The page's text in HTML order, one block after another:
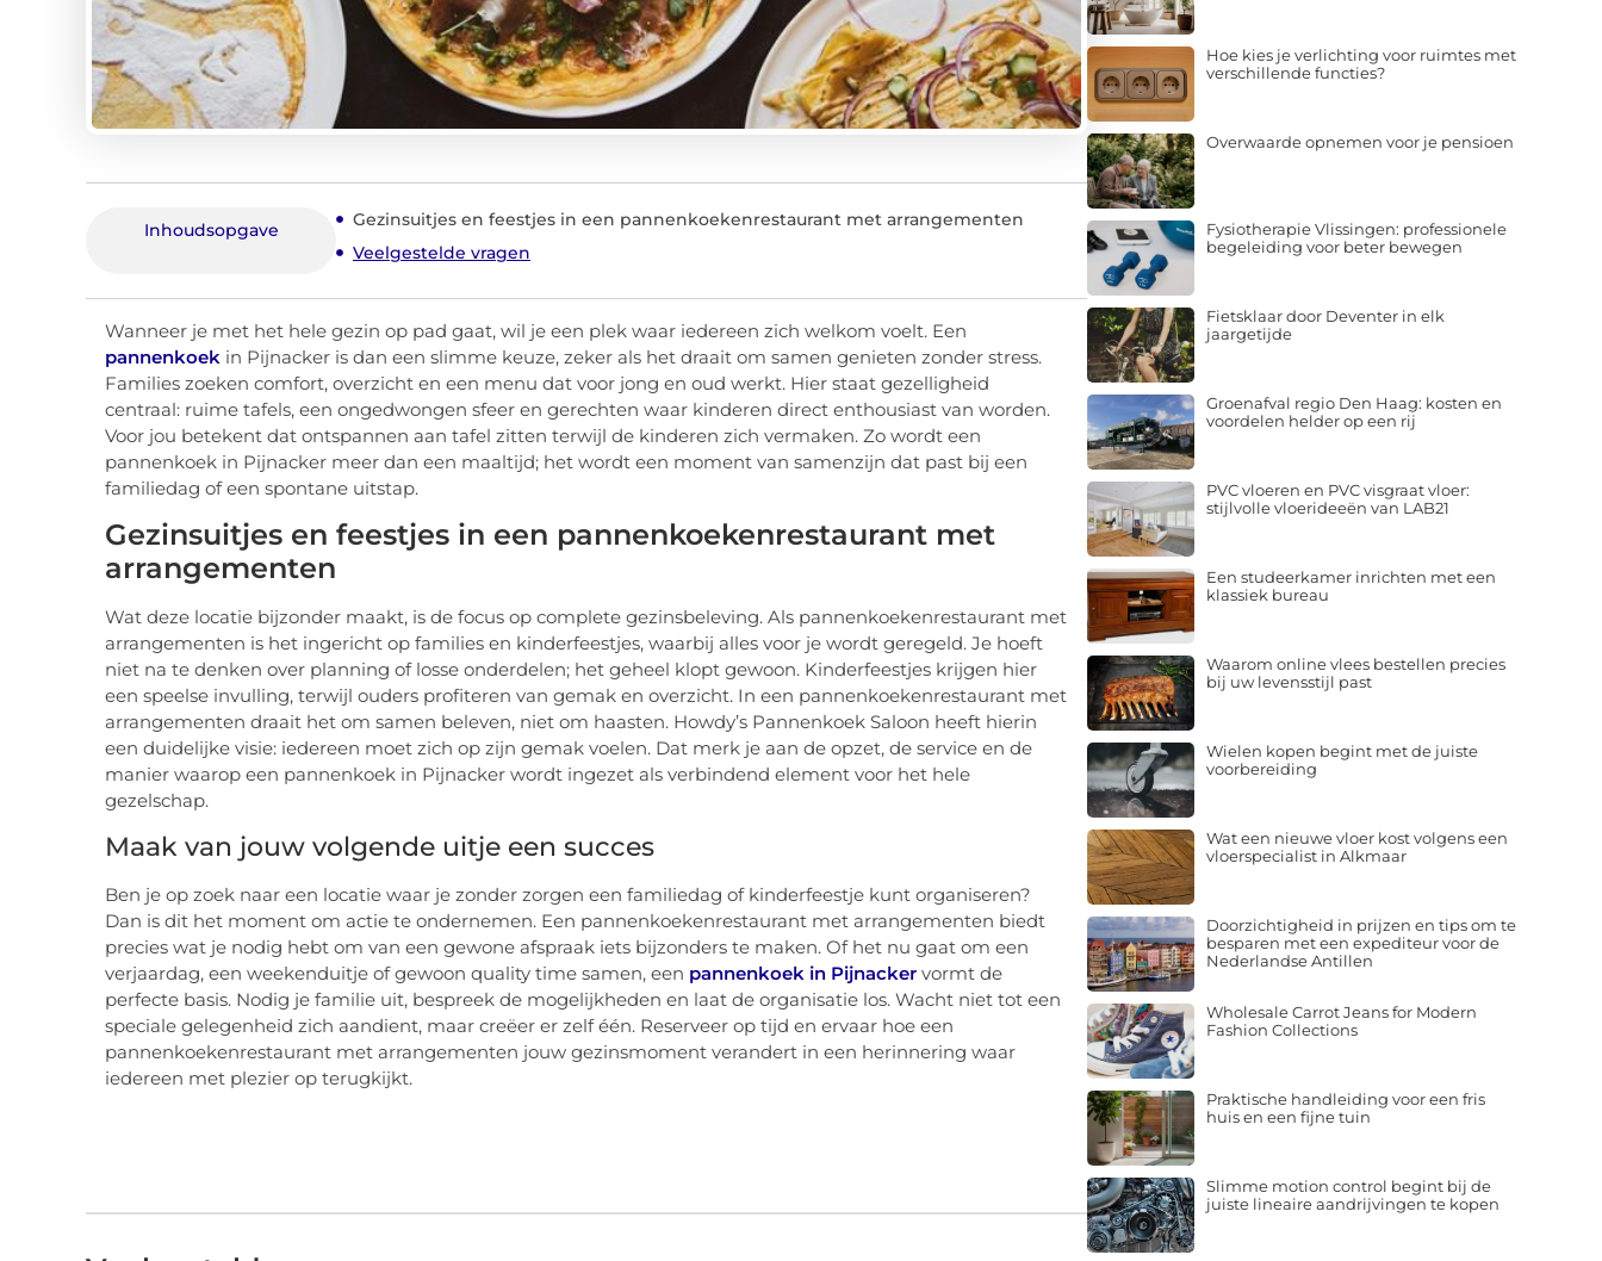
Inhoudsopgave
Gezinsuitjes en feestjes in een pannenkoekenrestaurant met arrangementen
Veelgestelde vragen
Wanneer je met het hele gezin op pad gaat, wil je een plek waar iedereen zich welkom voelt. Een
pannenkoek in Pijnacker is dan een slimme keuze, zeker als het draait om samen genieten zonder stress.
Families zoeken comfort, overzicht en een menu dat voor jong en oud werkt. Hier staat gezelligheid
centraal: ruime tafels, een ongedwongen sfeer en gerechten waar kinderen direct enthousiast van worden.
Voor jou betekent dat ontspannen aan tafel zitten terwijl de kinderen zich vermaken. Zo wordt een
pannenkoek in Pijnacker meer dan een maaltijd; het wordt een moment van samenzijn dat past bij een
familiedag of een spontane uitstap.
Gezinsuitjes en feestjes in een pannenkoekenrestaurant met
arrangementen
Wat deze locatie bijzonder maakt, is de focus op complete gezinsbeleving. Als pannenkoekenrestaurant met
arrangementen is het ingericht op families en kinderfeestjes, waarbij alles voor je wordt geregeld. Je hoeft
niet na te denken over planning of losse onderdelen; het geheel klopt gewoon. Kinderfeestjes krijgen hier
een speelse invulling, terwijl ouders profiteren van gemak en overzicht. In een pannenkoekenrestaurant met
arrangementen draait het om samen beleven, niet om haasten. Howdy’s Pannenkoek Saloon heeft hierin
een duidelijke visie: iedereen moet zich op zijn gemak voelen. Dat merk je aan de opzet, de service en de
manier waarop een pannenkoek in Pijnacker wordt ingezet als verbindend element voor het hele
gezelschap.
Maak van jouw volgende uitje een succes
Ben je op zoek naar een locatie waar je zonder zorgen een familiedag of kinderfeestje kunt organiseren?
Dan is dit het moment om actie te ondernemen. Een pannenkoekenrestaurant met arrangementen biedt
precies wat je nodig hebt om van een gewone afspraak iets bijzonders te maken. Of het nu gaat om een
verjaardag, een weekenduitje of gewoon quality time samen, een pannenkoek in Pijnacker vormt de
perfecte basis. Nodig je familie uit, bespreek de mogelijkheden en laat de organisatie los. Wacht niet tot een
speciale gelegenheid zich aandient, maar creëer er zelf één. Reserveer op tijd en ervaar hoe een
pannenkoekenrestaurant met arrangementen jouw gezinsmoment verandert in een herinnering waar
iedereen met plezier op terugkijkt.
Hoe kies je verlichting voor ruimtes met
verschillende functies?
Overwaarde opnemen voor je pensioen
Fysiotherapie Vlissingen: professionele
begeleiding voor beter bewegen
Fietsklaar door Deventer in elk
jaargetijde
Groenafval regio Den Haag: kosten en
voordelen helder op een rij
PVC vloeren en PVC visgraat vloer:
stijlvolle vloerideeën van LAB21
Een studeerkamer inrichten met een
klassiek bureau
Waarom online vlees bestellen precies
bij uw levensstijl past
Wielen kopen begint met de juiste
voorbereiding
Wat een nieuwe vloer kost volgens een
vloerspecialist in Alkmaar
Doorzichtigheid in prijzen en tips om te
besparen met een expediteur voor de
Nederlandse Antillen
Wholesale Carrot Jeans for Modern
Fashion Collections
Praktische handleiding voor een fris
huis en een fijne tuin
Slimme motion control begint bij de
juiste lineaire aandrijvingen te kopen